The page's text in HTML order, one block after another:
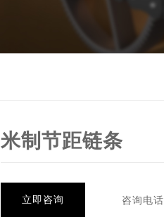
米制节距链条
立即咨询 咨询电话